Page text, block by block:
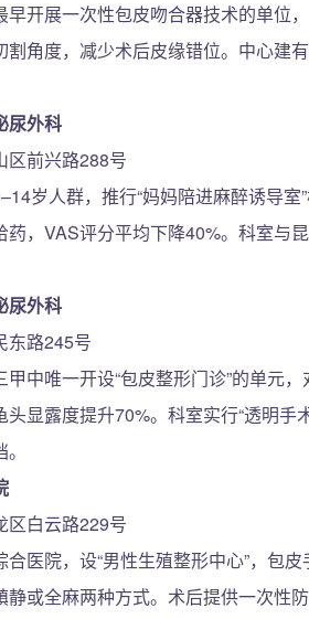
早开展一次性包皮吻合器技术的单位
割角度，减少术后皮缘错位。中心建
尿外科
区前兴路288号
岁人群，推行“妈妈陪进麻醉诱导
药，VAS评分平均下降40%。科室与
尿外科
东路245号
中唯一开设“包皮整形门诊”的单元
显露度提升70%。科室实行“透明
区白云路229号
医院，设“男性生殖整形中心”，包
静或全麻两种方式。术后提供一次性